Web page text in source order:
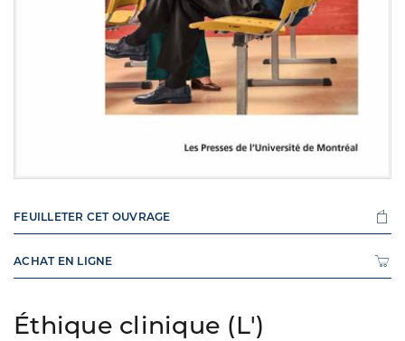
Éthique clinique (L')
FEUILLETER CET OUVRAGE
ACHAT EN LIGNE